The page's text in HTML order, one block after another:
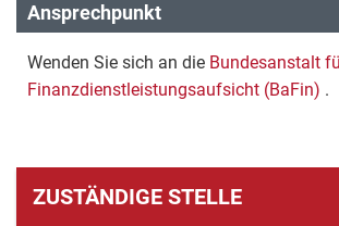
Ansprechpunkt
Wenden Sie sich an die Bundesanstalt
Finanzdienstleistungsaufsicht (BaFin) .
ZUSTÄNDIGE STELLE